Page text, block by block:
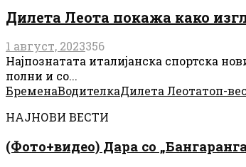
Дилета Леота покажа како
1 август, 2023356
Најпознатата италијанска спортска
полни и со...
БременаВодителкаДилета Леотатоп-
НАЈНОВИ ВЕСТИ
(Фото+видео) Дара со